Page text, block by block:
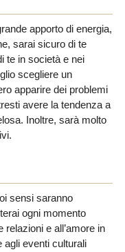
apporto di energia,
sarai sicuro di te
te in società e nei
scegliere un
apparire dei problemi
avere la tendenza a
Inoltre, sarà molto
sensi saranno
ogni momento
relazioni e all’amore in
agli eventi culturali